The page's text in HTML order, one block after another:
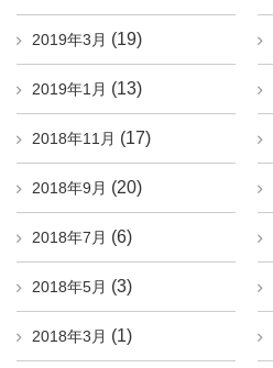
2019年3月 (19)
2019年1月 (13)
2018年11月 (17)
2018年9月 (20)
2018年7月 (6)
2018年5月 (3)
2018年3月 (1)